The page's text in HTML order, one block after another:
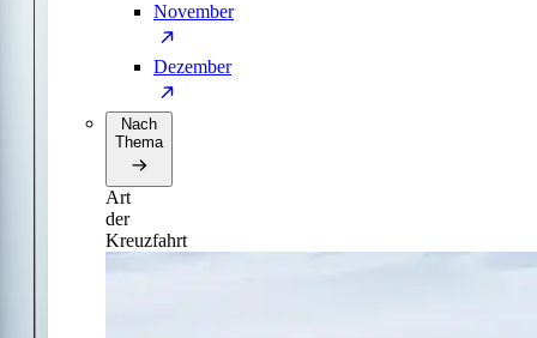
November
Dezember
Nach
Thema
Art
der
Kreuzfahrt